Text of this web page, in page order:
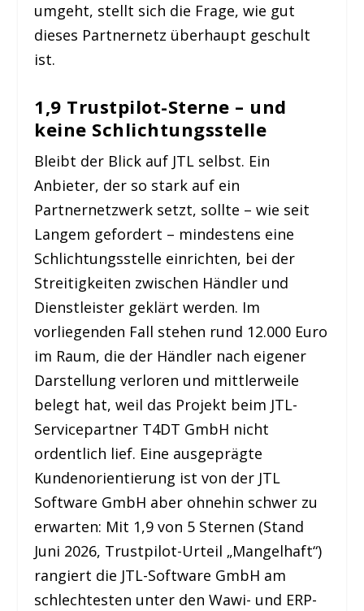
umgeht, stellt sich die Frage, wie gut
dieses Partnernetz überhaupt geschult
ist.
1,9 Trustpilot-Sterne – und
keine Schlichtungsstelle
Bleibt der Blick auf JTL selbst. Ein
Anbieter, der so stark auf ein
Partnernetzwerk setzt, sollte – wie seit
Langem gefordert – mindestens eine
Schlichtungsstelle einrichten, bei der
Streitigkeiten zwischen Händler und
Dienstleister geklärt werden. Im
vorliegenden Fall stehen rund 12.000 Euro
im Raum, die der Händler nach eigener
Darstellung verloren und mittlerweile
belegt hat, weil das Projekt beim JTL-
Servicepartner T4DT GmbH nicht
ordentlich lief. Eine ausgeprägte
Kundenorientierung ist von der JTL
Software GmbH aber ohnehin schwer zu
erwarten: Mit 1,9 von 5 Sternen (Stand
Juni 2026, Trustpilot-Urteil „Mangelhaft“)
rangiert die JTL-Software GmbH am
schlechtesten unter den Wawi- und ERP-